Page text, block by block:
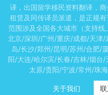
译，出国留学移民资料翻译，
租赁及同传译员派遣，是正规
范围涉及全国各大城市（支持
北京/深圳/广州/重庆/成都/天津
岛/长沙/郑州/昆明/苏州/合肥/
阳/大连/哈尔滨/长春/吉林/烟台
太原/贵阳/宁波/常州/珠海
关于我们